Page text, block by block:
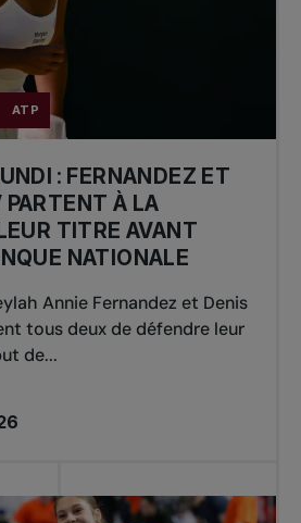
ATP
: FERNANDEZ ET
PARTENT À LA
TITRE AVANT
NATIONALE
Annie Fernandez et Denis
tous deux de défendre leur
de...